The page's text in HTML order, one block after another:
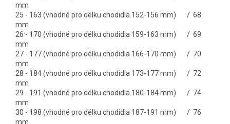
mm
25 - 163 (vhodné pro délku chodidla 152-156 mm) / 68
mm
26 - 170 (vhodné pro délku chodidla 159-163 mm) / 69
mm
27 - 177 (vhodné pro délku chodidla 166-170 mm) / 70
mm
28 - 184 (vhodné pro délku chodidla 173-177 mm) / 72
mm
29 - 191 (vhodné pro délku chodidla 180-184 mm) / 74
mm
30 - 198 (vhodné pro délku chodidla 187-191 mm) / 76
mm